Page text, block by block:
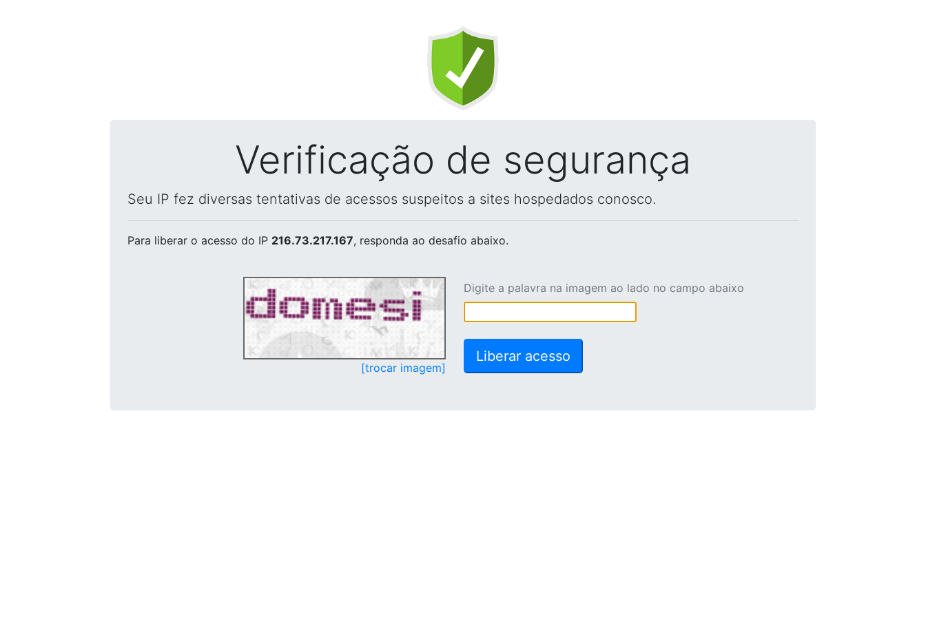
Verificação de segurança
Seu IP fez diversas tentativas de acessos suspeitos a sites hospedados conosco.
Para liberar o acesso do IP 216.73.217.167, responda ao desafio abaixo.
[trocar imagem]
Digite a palavra na imagem ao lado no campo abaixo